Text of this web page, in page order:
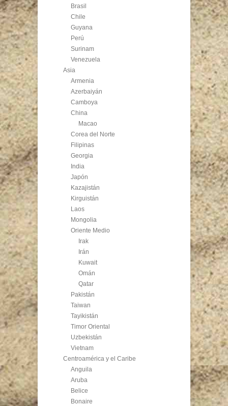
Brasil
Chile
Guyana
Perú
Surinam
Venezuela
Asia
Armenia
Azerbaiyán
Camboya
China
Macao
Corea del Norte
Filipinas
Georgia
India
Japón
Kazajistán
Kirguistán
Laos
Mongolia
Oriente Medio
Irak
Irán
Kuwait
Omán
Qatar
Pakistán
Taiwan
Tayikistán
Timor Oriental
Uzbekistán
Vietnam
Centroamérica y el Caribe
Anguila
Aruba
Belice
Bonaire